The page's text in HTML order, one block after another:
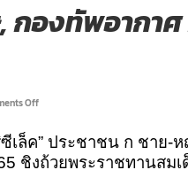
กองทัพอากา
Offon
กองทัพ
อากาศ
เล็ค” ประชาชน ก ชาย-
ชิงถ้วยพระราชทานสม